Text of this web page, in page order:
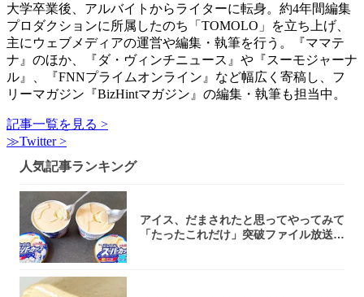
大学卒業後、アルバイトからライターに転身。約4年間編集
プロダクションに所属したのち「TOMOLO」を立ち上げ、
主にウェブメディアの運営や編集・執筆を行う。『ママテ
ナ』のほか、『ダ・ヴィンチニュース』や『スーモジャーナ
ル』、『FNNプライムオンライン』など幅広く寄稿し、フ
リーマガジン『BizHintマガジン』の編集・執筆も担当中。
記事一覧を見る >
≫Twitter >
人気記事ランキング
アイス、だまされたと思ってやってみて
「たったこれだけ」突破ファイル放送で